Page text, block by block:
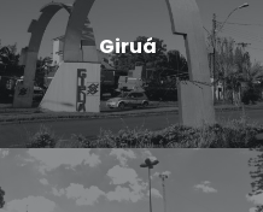
Giruá